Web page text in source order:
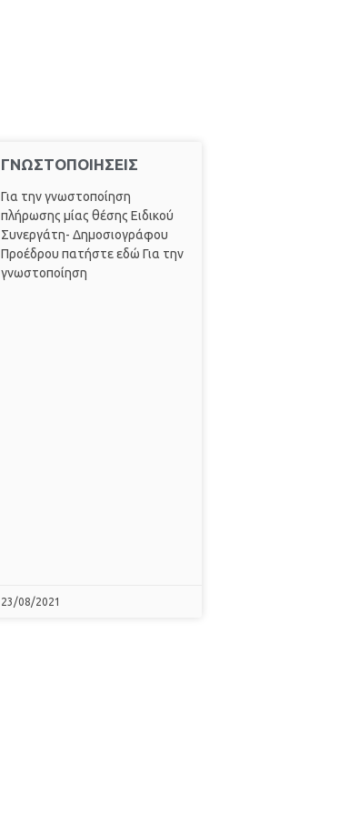
ΓΝΩΣΤΟΠΟΙΗΣΕΙΣ
Για την γνωστοποίηση
πλήρωσης μίας θέσης Ειδικού
Συνεργάτη- Δημοσιογράφου
Προέδρου πατήστε εδώ Για την
γνωστοποίηση
23/08/2021